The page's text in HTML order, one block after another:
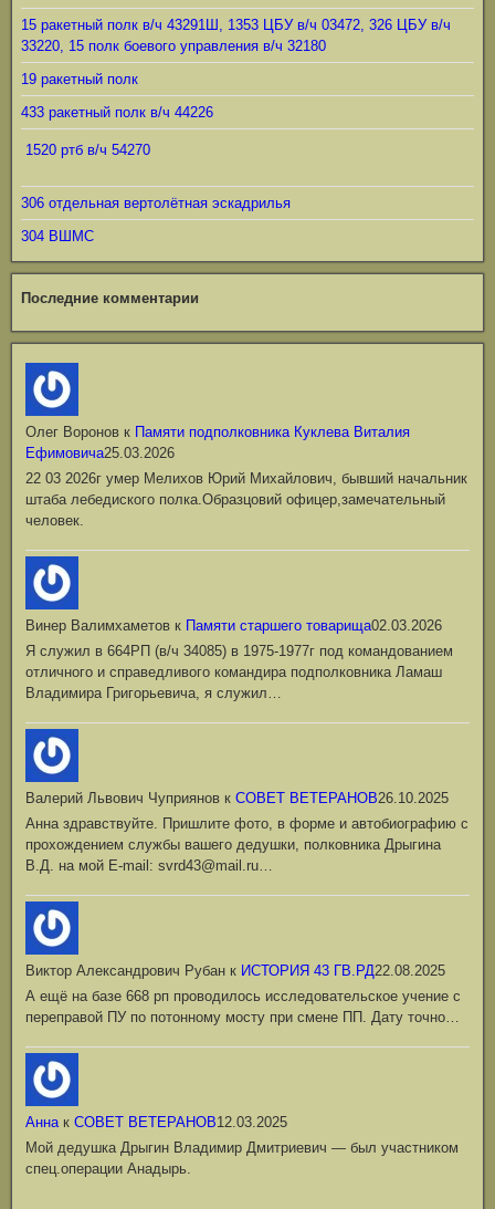
15 ракетный полк в/ч 43291Ш, 1353 ЦБУ в/ч 03472, 326 ЦБУ в/ч
33220, 15 полк боевого управления в/ч 32180
19 ракетный полк
433 ракетный полк в/ч 44226
1520 ртб в/ч 54270
306 отдельная вертолётная эскадрилья
304 ВШМС
Последние комментарии
Олег Воронов к Памяти подполковника Куклева Виталия
Ефимовича25.03.2026
22 03 2026г умер Мелихов Юрий Михайлович, бывший начальник
штаба лебедиского полка.Образцовий офицер,замечательный
человек.
Винер Валимхаметов к Памяти старшего товарища02.03.2026
Я служил в 664РП (в/ч 34085) в 1975-1977г под командованием
отличного и справедливого командира подполковника Ламаш
Владимира Григорьевича, я служил…
Валерий Львович Чуприянов к СОВЕТ ВЕТЕРАНОВ26.10.2025
Анна здравствуйте. Пришлите фото, в форме и автобиографию с
прохождением службы вашего дедушки, полковника Дрыгина
В.Д. на мой Е-mail: svrd43@mail.ru…
Виктор Александрович Рубан к ИСТОРИЯ 43 ГВ.РД22.08.2025
А ещё на базе 668 рп проводилось исследовательское учение с
переправой ПУ по потонному мосту при смене ПП. Дату точно…
Аннак СОВЕТ ВЕТЕРАНОВ12.03.2025
Мой дедушка Дрыгин Владимир Дмитриевич — был участником
спец.операции Анадырь.